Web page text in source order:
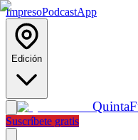
ImpresoPodcastApp
Edición
Quinta
Suscríbete gratis